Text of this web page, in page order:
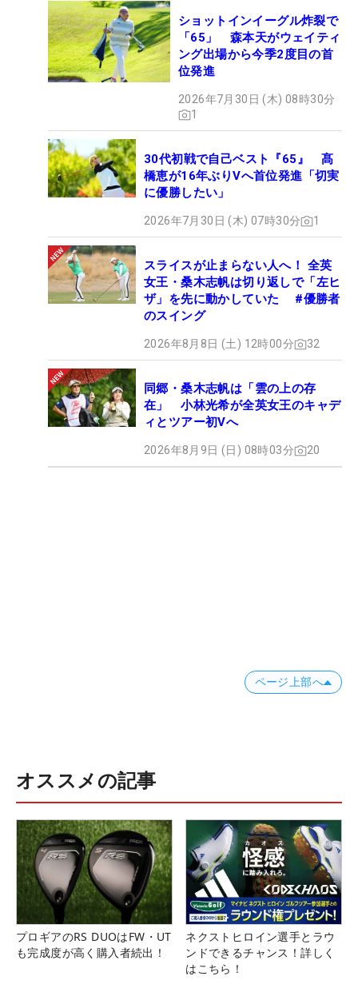
ショットインイーグル炸裂で
「65」 森本天がウェイティ
ング出場から今季2度目の首
位発進
2026年7月30日 (木) 08時30分
1
30代初戦で自己ベスト『65』 髙
橋恵が16年ぶりVへ首位発進「切実
に優勝したい」
2026年7月30日 (木) 07時30分 1
スライスが止まらない人へ！ 全英
女王・桑木志帆は切り返しで「左ヒ
ザ」を先に動かしていた #優勝者
のスイング
2026年8月8日 (土) 12時00分 32
同郷・桑木志帆は「雲の上の存
在」 小林光希が全英女王のキャデ
ィとツアー初Vへ
2026年8月9日 (日) 08時03分 20
ページ上部へ
オススメの記事
プロギアのRS DUOはFW・UT
も完成度が高く購入者続出！
ネクストヒロイン選手とラウ
ンドできるチャンス！詳しく
はこちら！